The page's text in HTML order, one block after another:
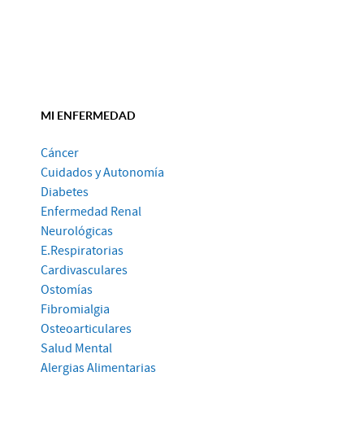
MI ENFERMEDAD
Cáncer
Cuidados y Autonomía
Diabetes
Enfermedad Renal
Neurológicas
E.Respiratorias
Cardivasculares
Ostomías
Fibromialgia
Osteoarticulares
Salud Mental
Alergias Alimentarias